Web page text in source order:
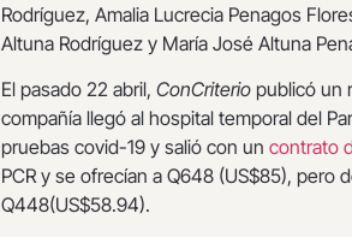
Rodríguez, Amalia Lucrecia Penagos
Altuna Rodríguez y María José Altuna
El pasado 22 abril, ConCriterio publicó un
compañía llegó al hospital temporal del
pruebas covid-19 y salió con un contrato
PCR y se ofrecían a Q648 (US$85), pero
Q448(US$58.94).